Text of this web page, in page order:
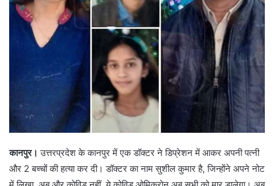
कानपुर। उत्तरप्रदेश के कानपुर में एक डॉक्टर ने डिप्रेशन में आकर अपनी पत्नी
और 2 बच्चों की हत्या कर दी। डॉक्टर का नाम सुशील कुमार है, जिन्होंने अपने नोट